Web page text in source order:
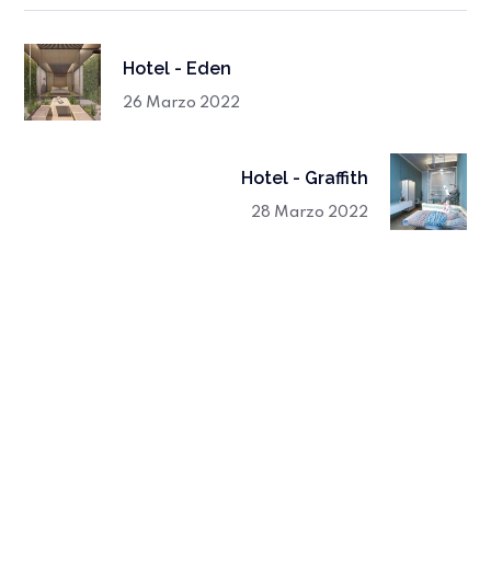
Hotel - Eden
26 Marzo 2022
Hotel - Graffith
28 Marzo 2022